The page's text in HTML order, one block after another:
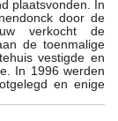
plaatsvonden. In
door de
verkocht de
de toenmalige
vestigde en
In 1996 werden
en enige